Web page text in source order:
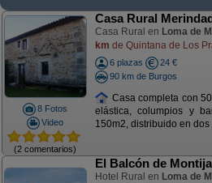
8 Fotos
Video
(2 comentarios)
Casa Rural
Casa Rural en Loma de
km de Quintana de Los
6 plazas
24 €
90 km de Burgos
Casa completa con
elástica, columpios y
150m2, distribuido en dos
El Balcón de Montija
Hotel Rural en Loma de